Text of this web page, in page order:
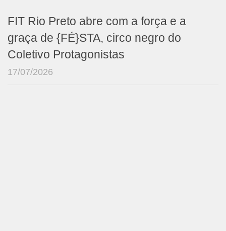
FIT Rio Preto abre com a força e a
graça de {FÉ}STA, circo negro do
Coletivo Protagonistas
17/07/2026